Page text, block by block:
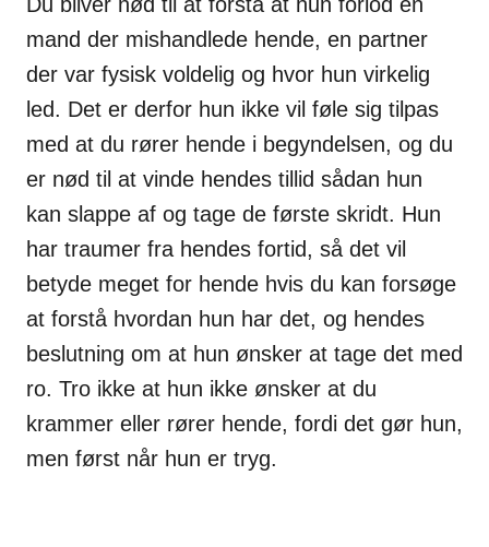
mand der mishandlede hende, en partner
der var fysisk voldelig og hvor hun virkelig
led. Det er derfor hun ikke vil føle sig tilpas
med at du rører hende i begyndelsen, og du
er nød til at vinde hendes tillid sådan hun
kan slappe af og tage de første skridt. Hun
har traumer fra hendes fortid, så det vil
betyde meget for hende hvis du kan forsøge
at forstå hvordan hun har det, og hendes
beslutning om at hun ønsker at tage det med
ro. Tro ikke at hun ikke ønsker at du
krammer eller rører hende, fordi det gør hun,
men først når hun er tryg.